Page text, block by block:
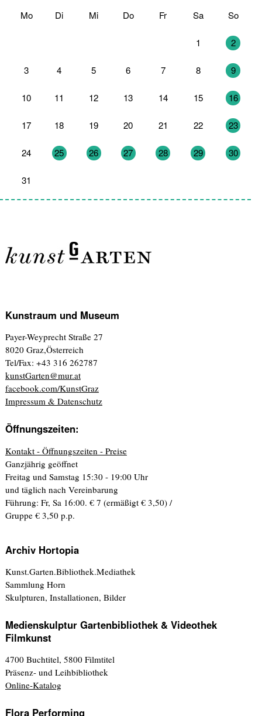
Mo Di Mi Do Fr Sa So
1 2
3 4 5 6 7 8 9
10 11 12 13 14 15 16
17 18 19 20 21 22 23
24 25 26 27 28 29 30
31
Kunstraum und Museum
Payer-Weyprecht Straße 27
8020 Graz,Österreich
Tel/Fax: +43 316 262787
kunstGarten@mur.at
facebook.com/KunstGraz
Impressum & Datenschutz
Öffnungszeiten:
Kontakt - Öffnungszeiten - Preise
Ganzjährig geöffnet
Freitag und Samstag 15:30 - 19:00 Uhr
und täglich nach Vereinbarung
Führung: Fr, Sa 16:00. € 7 (ermäßigt € 3,50) /
Gruppe € 3,50 p.p.
Archiv Hortopia
Kunst.Garten.Bibliothek.Mediathek
Sammlung Horn
Skulpturen, Installationen, Bilder
Medienskulptur Gartenbibliothek & Videothek
Filmkunst
4700 Buchtitel, 5800 Filmtitel
Präsenz- und Leihbibliothek
Online-Katalog
Flora Performing